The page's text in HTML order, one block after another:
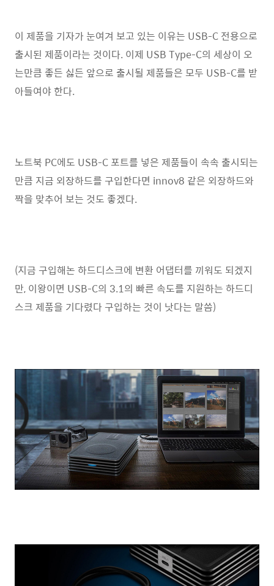
이 제품을 기자가 눈여겨 보고 있는 이유는 USB-C 전용으로
출시된 제품이라는 것이다. 이제 USB Type-C의 세상이 오
는만큼 좋든 싫든 앞으로 출시될 제품들은 모두 USB-C를 받
아들여야 한다.
노트북 PC에도 USB-C 포트를 넣은 제품들이 속속 출시되는
만큼 지금 외장하드를 구입한다면 innov8 같은 외장하드와
짝을 맞추어 보는 것도 좋겠다.
(지금 구입해논 하드디스크에 변환 어댑터를 끼워도 되겠지
만, 이왕이면 USB-C의 3.1의 빠른 속도를 지원하는 하드디
스크 제품을 기다렸다 구입하는 것이 낫다는 말씀)